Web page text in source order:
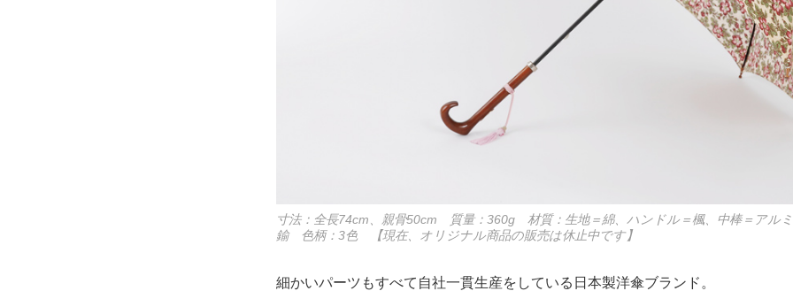
寸法：全長74cm、親骨50cm 質量：360g 材質：生地＝綿、ハンドル＝楓、中棒＝アル
鍮 色柄：3色 【現在、オリジナル商品の販売は休止中です】
細かいパーツもすべて自社一貫生産をしている日本製洋傘ブランド。